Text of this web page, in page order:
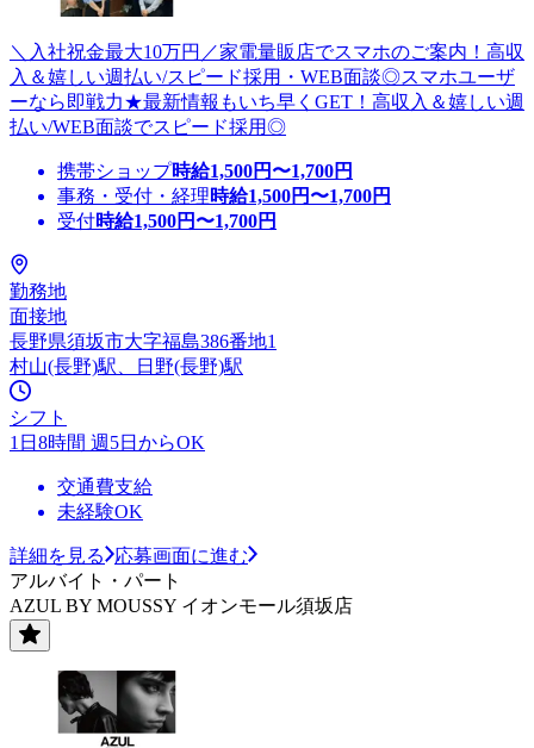
＼入社祝金最大10万円／家電量販店でスマホのご案内！高収
入＆嬉しい週払い/スピード採用・WEB面談◎スマホユーザ
ーなら即戦力★最新情報もいち早くGET！高収入＆嬉しい週
払い/WEB面談でスピード採用◎
携帯ショップ時給1,500円〜1,700円
事務・受付・経理時給1,500円〜1,700円
受付時給1,500円〜1,700円
勤務地
面接地
長野県須坂市大字福島386番地1
村山(長野)駅、日野(長野)駅
シフト
1日8時間 週5日からOK
交通費支給
未経験OK
詳細を見る
応募画面に進む
アルバイト・パート
AZUL BY MOUSSY イオンモール須坂店